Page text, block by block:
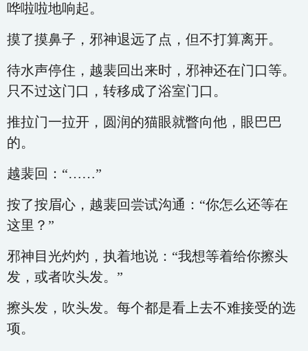
哗啦啦地响起。
摸了摸鼻子，邪神退远了点，但不打算离开。
待水声停住，越裴回出来时，邪神还在门口等。
只不过这门口，转移成了浴室门口。
推拉门一拉开，圆润的猫眼就瞥向他，眼巴巴
的。
越裴回：“……”
按了按眉心，越裴回尝试沟通：“你怎么还等在
这里？”
邪神目光灼灼，执着地说：“我想等着给你擦头
发，或者吹头发。”
擦头发，吹头发。每个都是看上去不难接受的选
项。